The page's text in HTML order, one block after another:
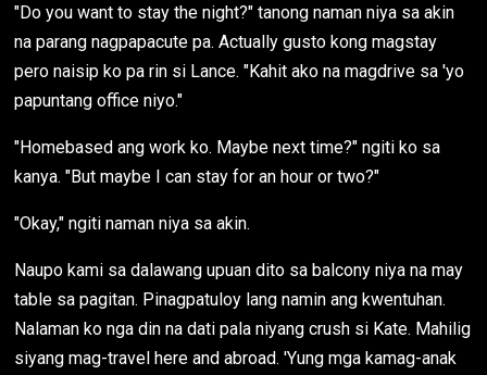
"Do you want to stay the night?" tanong naman niya sa akin
na parang nagpapacute pa. Actually gusto kong magstay
pero naisip ko pa rin si Lance. "Kahit ako na magdrive sa 'yo
papuntang office niyo."
"Homebased ang work ko. Maybe next time?" ngiti ko sa
kanya. "But maybe I can stay for an hour or two?"
"Okay," ngiti naman niya sa akin.
Naupo kami sa dalawang upuan dito sa balcony niya na may
table sa pagitan. Pinagpatuloy lang namin ang kwentuhan.
Nalaman ko nga din na dati pala niyang crush si Kate. Mahilig
siyang mag-travel here and abroad. 'Yung mga kamag-anak